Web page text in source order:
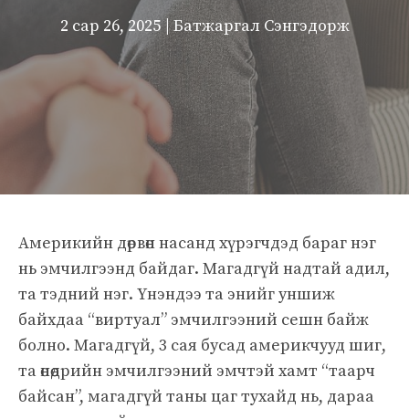
2 сар 26, 2025 | Батжаргал Сэнгэдорж
Америкийн дөрвөн насанд хүрэгчдэд бараг нэг
нь эмчилгээнд байдаг. Магадгүй надтай адил,
та тэдний нэг. Үнэндээ та энийг уншиж
байхдаа “виртуал” эмчилгээний сешн байж
болно. Магадгүй, 3 сая бусад америкчууд шиг,
та өнөөдрийн эмчилгээний эмчтэй хамт “таарч
байсан”, магадгүй таны цаг тухайд нь, дараа